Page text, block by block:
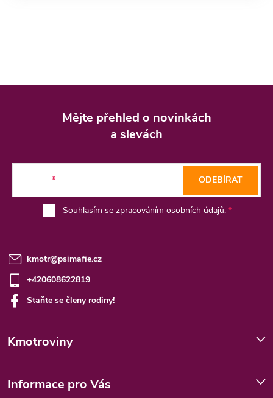
Mějte přehled o novinkách
a slevách
Souhlasím se zpracováním osobních údajů.
ODEBÍRAT
kmotr@psimafie.cz
+420608622819
Staňte se členy rodiny!
Kmotroviny
Informace pro Vás